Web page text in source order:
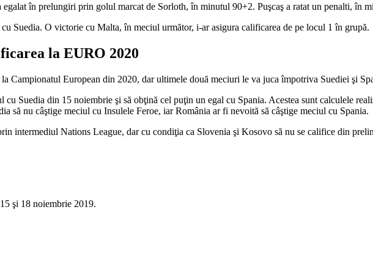
în prelungiri prin golul marcat de Sorloth, în minutul 90+2. Puşcaş a ratat un penalti, în
Suedia. O victorie cu Malta, în meciul următor, i-ar asigura calificarea de pe locul 1 în grupă.
la EURO 2020
Campionatul European din 2020, dar ultimele două meciuri le va juca împotriva Suediei şi
Suedia din 15 noiembrie şi să obţină cel puţin un egal cu Spania. Acestea sunt calculele
să nu câştige meciul cu Insulele Feroe, iar România ar fi nevoită să câştige meciul cu Spania.
intermediul Nations League, dar cu condiţia ca Slovenia şi Kosovo să nu se califice din
şi 18 noiembrie 2019.